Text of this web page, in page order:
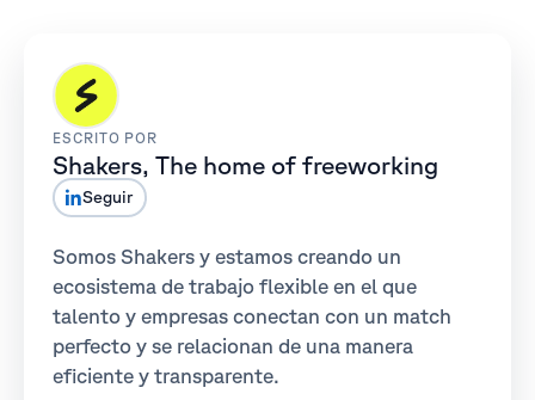
ESCRITO POR
Shakers, The home of freeworking
Seguir
Somos Shakers y estamos creando un
ecosistema de trabajo flexible en el que
talento y empresas conectan con un match
perfecto y se relacionan de una manera
eficiente y transparente.